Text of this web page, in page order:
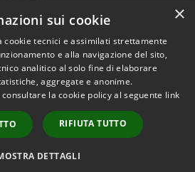
Copyright © 2026 • Comune di
Melito Irpino • Powered by
Municipium•
Accesso
redazione
×
sui cookie
cookie tecnici e assimilati strettamente
e alla navigazione del sito,
analitico al solo fine di elaborare
aggregate e anonime.
la cookie policy al seguente link
RIFIUTA TUTTO
DETTAGLI